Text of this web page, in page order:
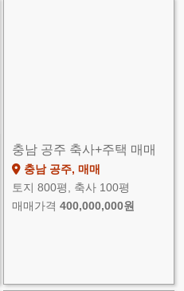
충남 공주 축사+주택 매매
충남 공주, 매매
토지 800평, 축사 100평
매매가격 400,000,000원